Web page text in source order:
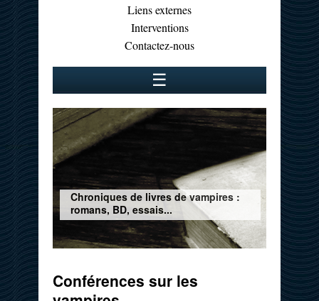
Liens externes
Interventions
Contactez-nous
☰
Chroniques de livres de vampires :
romans, BD, essais...
Conférences sur les